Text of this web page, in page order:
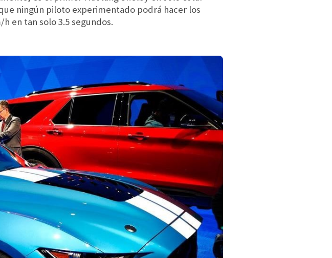
ningún piloto experimentado podrá hacer los
en tan solo 3.5 segundos.